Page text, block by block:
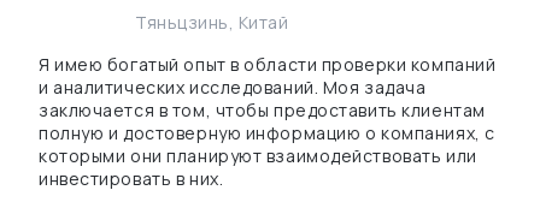
Тяньцзинь, Китай
Я имею богатый опыт в области проверки компаний
и аналитических исследований. Моя задача
заключается в том, чтобы предоставить клиентам
полную и достоверную информацию о компаниях, с
которыми они планируют взаимодействовать или
инвестировать в них.